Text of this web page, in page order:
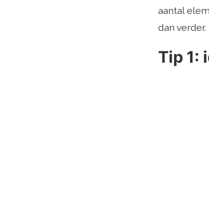
aantal
dan verder.
Tip 1: